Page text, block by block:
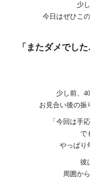
少
今日はぜひこ
「またダメでし
少し前、
お見合い後の振
「今回は手
で
やっぱり
彼
周囲か